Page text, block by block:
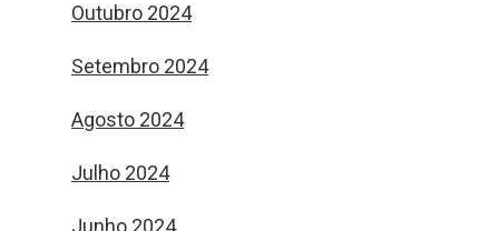
Outubro 2024
Setembro 2024
Agosto 2024
Julho 2024